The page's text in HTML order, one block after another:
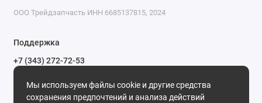
Мы используем файлы cookie и другие средства
сохранения предпочтений и анализа действий
ООО Трейдзапчасть ИНН 6685137815, 2024
Поддержка
+7 (343) 272-72-53
Обратный звонок
620030, г. Екатеринбург, ул. Карьерная, д. 14, оф. 14.